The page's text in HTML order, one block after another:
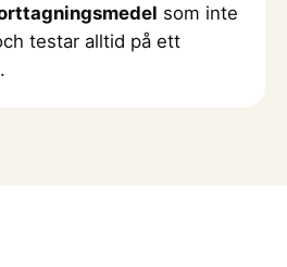
som inte
testar alltid på ett